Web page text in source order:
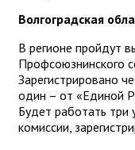
Волгоградская
В регионе пройдут
Профсоюзнинского
Зарегистрировано
один – от «Единой
Будет работать три
комиссии,